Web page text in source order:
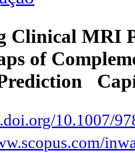
Clinical MRI
of
10.1007/